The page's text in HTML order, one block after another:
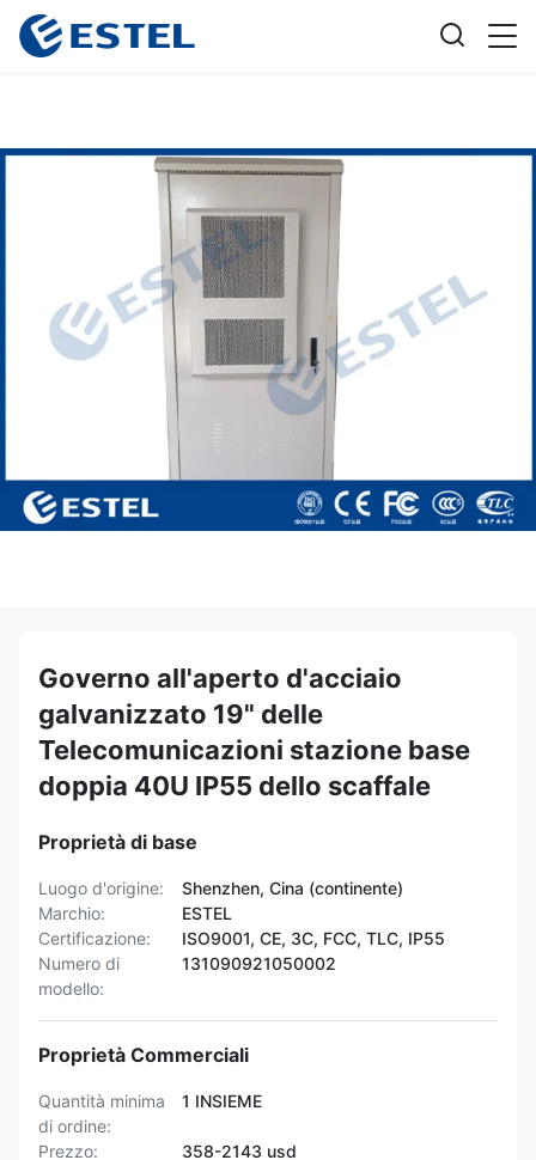
Governo all'aperto d'acciaio
galvanizzato 19" delle
Telecomunicazioni stazione base
doppia 40U IP55 dello scaffale
Proprietà di base
Luogo d'origine:
Shenzhen, Cina (continente)
Marchio:
ESTEL
Certificazione:
ISO9001, CE, 3C, FCC, TLC, IP55
Numero di
modello:
131090921050002
Proprietà Commerciali
Quantità minima
di ordine:
1 INSIEME
Prezzo:
358-2143 usd